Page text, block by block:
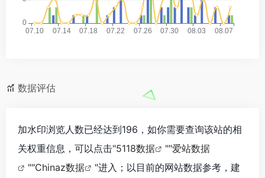
数据评估
加水印浏览人数已经达到196，如你需要查询该站的相
关权重信息，可以点击"5118数据 ""爱站数据
""Chinaz数据
"进入；以目前的网站数据参考，建